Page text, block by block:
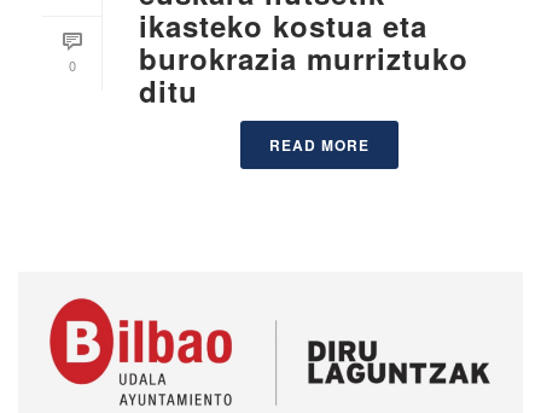
0
ikasteko kostua eta
burokrazia murriztuko
ditu
READ MORE